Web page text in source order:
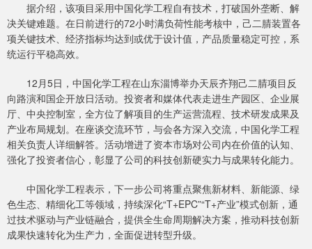
据介绍，该项目采用中国化学工程自有技术，打破国外垄断、解
决关键难题。在日前进行的72小时满负荷性能考核中，己二腈装置各
项关键技术、经济指标均达到或优于设计值，产品质量稳定可控，系
统运行平稳高效。
12月5日，中国化学工程在山东淄博举办天辰齐翔己二腈项目反
向路演和国企开放日活动。投资者和媒体代表走进生产园区、企业展
厅、中央控制室，全方位了解项目的生产运营流程、技术研发成果及
产业布局规划。在座谈交流环节，与会各方深入交流，中国化学工程
相关负责人详细解答。活动增进了资本市场对公司内在价值的认知、
强化了投资者信心，彰显了公司的科技创新硬实力与成果转化能力。
中国化学工程表示，下一步公司将重点聚焦新材料、新能源、绿
色生态、精细化工等领域，持续深化“T+EPC”“T+产业”模式创新，通
过技术驱动与产业链融合，提供全生命周期解决方案，推动科技创新
成果快速转化为生产力，全面促进转型升级。